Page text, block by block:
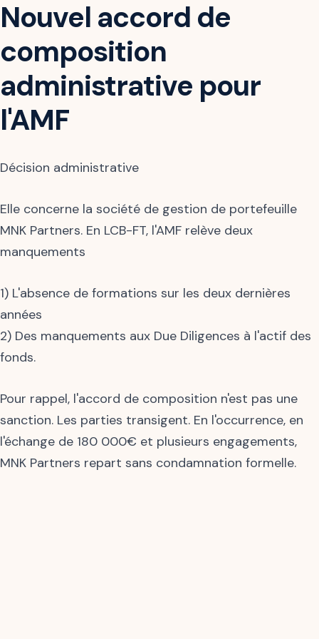
Nouvel accord de
composition
administrative pour
l'AMF
Décision administrative
Elle concerne la société de gestion de portefeuille
MNK Partners. En LCB-FT, l'AMF relève deux
manquements
1) L'absence de formations sur les deux dernières
années
2) Des manquements aux Due Diligences à l'actif des
fonds.
Pour rappel, l'accord de composition n'est pas une
sanction. Les parties transigent. En l'occurrence, en
l'échange de 180 000€ et plusieurs engagements,
MNK Partners repart sans condamnation formelle.